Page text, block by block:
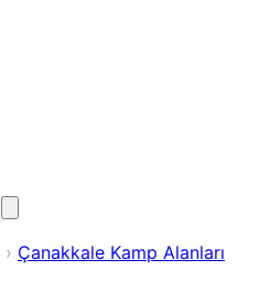
› Çanakkale Kamp Alanları